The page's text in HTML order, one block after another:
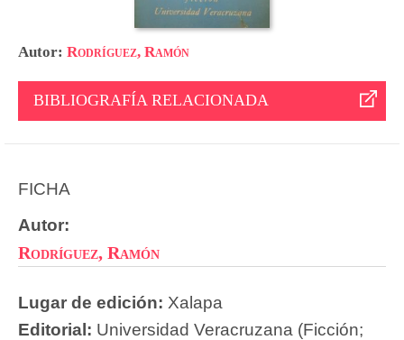
Autor: Rodríguez, Ramón
BIBLIOGRAFÍA RELACIONADA
FICHA
Autor:
Rodríguez, Ramón
Lugar de edición: Xalapa
Editorial: Universidad Veracruzana (Ficción;